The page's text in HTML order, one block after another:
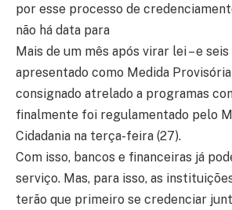
por esse processo de
não há data para
Mais de um mês após virar lei – e
apresentado como Medida
consignado atrelado a programas
finalmente foi regulamentado pelo
Cidadania na terça-feira (27).
Com isso, bancos e financeiras já
serviço. Mas, para isso, as
terão que primeiro se credenciar